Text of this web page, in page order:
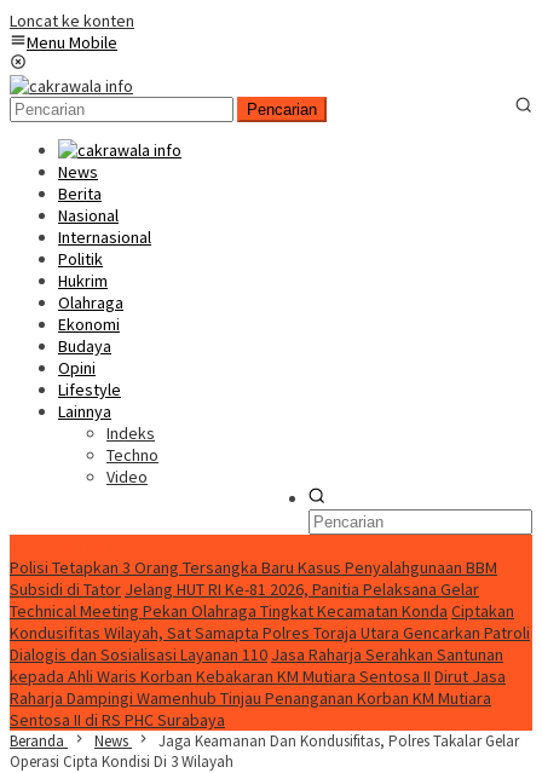
Loncat ke konten
Menu Mobile
Pencarian
News
Berita
Nasional
Internasional
Politik
Hukrim
Olahraga
Ekonomi
Budaya
Opini
Lifestyle
Lainnya
Indeks
Techno
Video
Polisi Tetapkan 3 Orang Tersangka Baru Kasus Penyalahgunaan BBM
Subsidi di Tator Jelang HUT RI Ke-81 2026, Panitia Pelaksana Gelar
Technical Meeting Pekan Olahraga Tingkat Kecamatan Konda Ciptakan
Kondusifitas Wilayah, Sat Samapta Polres Toraja Utara Gencarkan Patroli
Dialogis dan Sosialisasi Layanan 110 Jasa Raharja Serahkan Santunan
kepada Ahli Waris Korban Kebakaran KM Mutiara Sentosa II Dirut Jasa
Raharja Dampingi Wamenhub Tinjau Penanganan Korban KM Mutiara
Sentosa II di RS PHC Surabaya
Beranda News
Jaga Keamanan Dan Kondusifitas, Polres Takalar Gelar
Operasi Cipta Kondisi Di 3 Wilayah